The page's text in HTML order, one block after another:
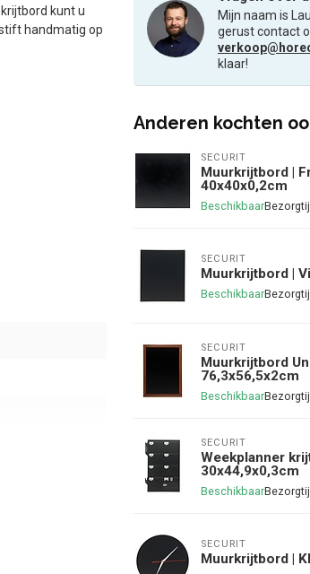
kunt u
handmatig op
Mijn naam is
gerust contact
klaar!
Anderen kochten
SECURIT
Muurkrijtbord |
40x40x0,2cm
Beschikbaar
SECURIT
Muurkrijtbord |
Beschikbaar
SECURIT
Muurkrijtbord
76,3x56,5x2cm
Beschikbaar
SECURIT
Weekplanner
30x44,9x0,3cm
Beschikbaar
SECURIT
Muurkrijtbord |